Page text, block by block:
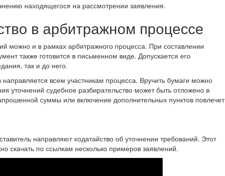
находящегося на рассмотрении заявления.
в арбитражном процессе
можно и в рамках арбитражного процесса. При составлении
также готовится в письменном виде. Допускается его
так и до него.
всем участникам процесса. Вручить бумаги можно
уточнений судебное разбирательство может быть отложено в
суммы или включение дополнительных пунктов повлечет
направляют ходатайство об уточнении требований. Этот
скачать по ссылкам несколько примеров заявлений.